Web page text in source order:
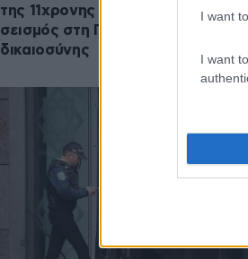
I want
I want
της 11χρονης Λιανά: Πολιτικός
σεισμός στη Γαλλία για τα λάθη
δικαιοσύνης